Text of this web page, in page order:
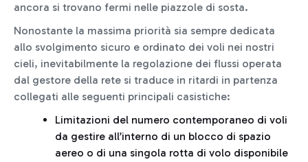
ancora si trovano fermi nelle piazzole di sosta.
Nonostante la massima priorità sia sempre dedicata
allo svolgimento sicuro e ordinato dei voli nei nostri
cieli, inevitabilmente la regolazione dei flussi operata
dal gestore della rete si traduce in ritardi in partenza
collegati alle seguenti principali casistiche:
Limitazioni del numero contemporaneo di voli
da gestire all’interno di un blocco di spazio
aereo o di una singola rotta di volo disponibile